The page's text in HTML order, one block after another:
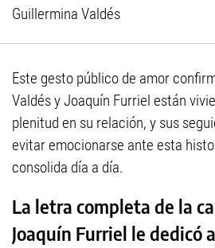
Guillermina Valdés
Este gesto público de amor
Valdés y Joaquín Furriel están
plenitud en su relación, y sus
evitar emocionarse ante esta
consolida día a día.
La letra completa de la
Joaquín Furriel le dedicó